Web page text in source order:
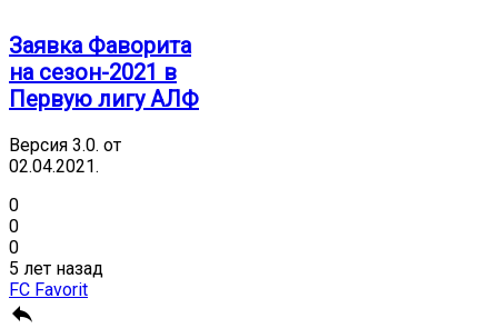
Заявка Фаворита
на сезон-2021 в
Первую лигу АЛФ
Версия 3.0. от
02.04.2021.
0
0
0
5 лет назад
FC Favorit
